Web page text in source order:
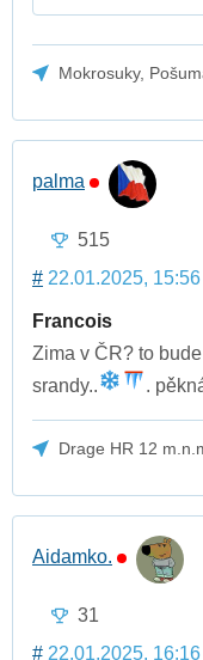
Mokrosuky,
palma
515
# 22.01.2025, 15:56
Francois
Zima v ČR? to
srandy..
.
Drage HR 12
Aidamko.
31
# 22.01.2025, 16:16